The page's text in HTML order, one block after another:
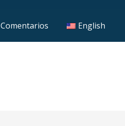
Comentarios English